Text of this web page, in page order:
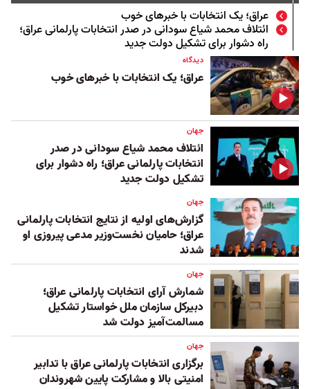
عراق؛ یک انتخابات با خبرهای خوب
ائتلاف محمد شیاع سودانی در صدر انتخابات پارلمانی عراق؛
راه دشوار برای تشکیل دولت جدید
دیدگاه
عراق؛ یک انتخابات با خبرهای خوب
جهان
ائتلاف محمد شیاع سودانی در صدر
انتخابات پارلمانی عراق؛ راه دشوار برای
تشکیل دولت جدید
جهان
گزارش‌های اولیه از نتایج انتخابات پارلمانی
عراق؛ حامیان نخست‌وزیر مدعی پیروزی او
شدند
جهان
شمارش آرای انتخابات پارلمانی عراق؛
دبیرکل سازمان ملل خواستار تشکیل
مسالمت‌آمیز دولت شد
جهان
برگزاری انتخابات پارلمانی عراق با تدابیر
امنیتی بالا و مشارکت پایین شهروندان